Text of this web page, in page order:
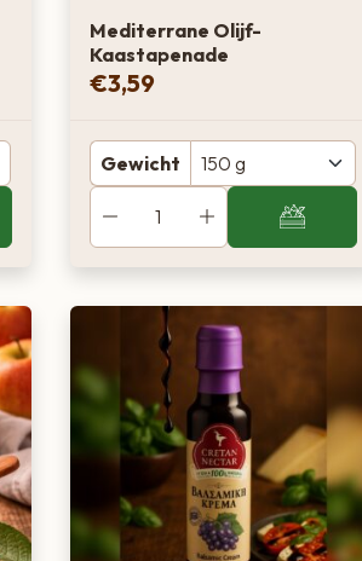
Mediterrane Olijf-
Kaastapenade
€3,59
Gewicht